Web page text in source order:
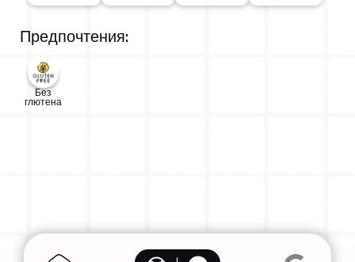
Предпочтения:
Без
глютена